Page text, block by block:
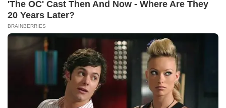
Людина
Магія, хіромантія, езотерика, таро, містика
Міфи та легенди
Мотивація для спорту